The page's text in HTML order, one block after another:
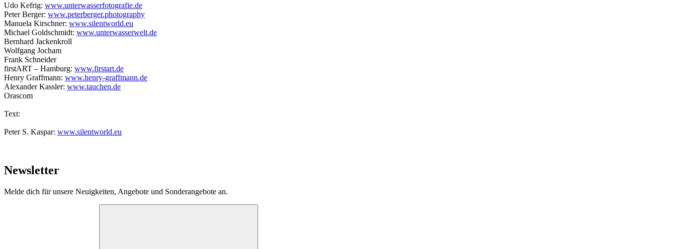
Udo Kefrig: www.unterwasserfotografie.de
Peter Berger: www.peterberger.photography
Manuela Kirschner: www.silentworld.eu
Michael Goldschmidt: www.unterwasserwelt.de
Bernhard Jackenkroll
Wolfgang Jocham
Frank Schneider
firstART – Hamburg: www.firstart.de
Henry Graffmann: www.henry-graffmann.de
Alexander Kassler: www.tauchen.de
Orascom
Text:
Peter S. Kaspar: www.silentworld.eu
Newsletter
Melde dich für unsere Neuigkeiten, Angebote und Sonderangebote an.